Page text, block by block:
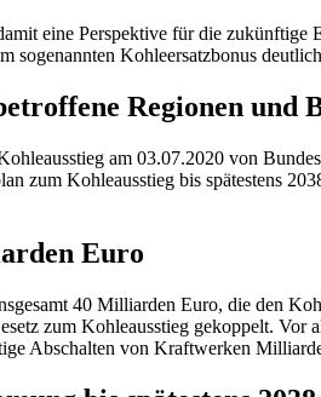
eine Perspektive für die
Kohleersatzbonus
Regionen und
am 03.07.2020 von
zum Kohleausstieg bis spätestens
Euro
40 Milliarden Euro, die den
zum Kohleausstieg gekoppelt.
Abschalten von Kraftwerken